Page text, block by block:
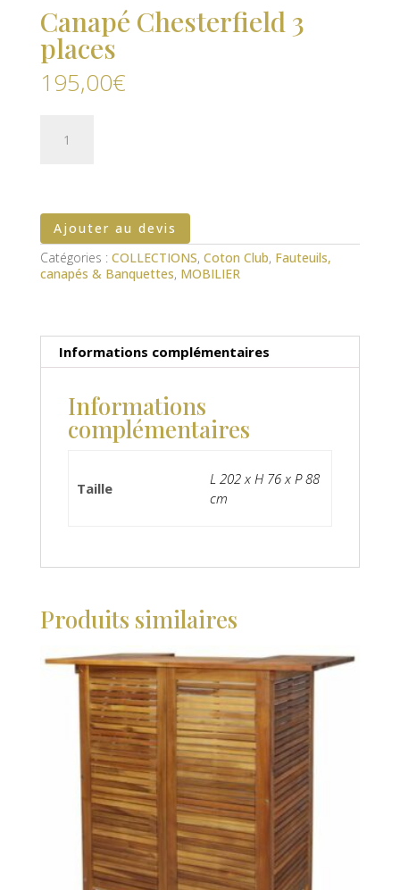
Canapé Chesterfield 3
places
195,00€
Ajouter au devis
Catégories : COLLECTIONS, Coton Club, Fauteuils,
canapés & Banquettes, MOBILIER
Informations complémentaires
Informations
complémentaires
Taille
L 202 x H 76 x P 88
cm
Produits similaires